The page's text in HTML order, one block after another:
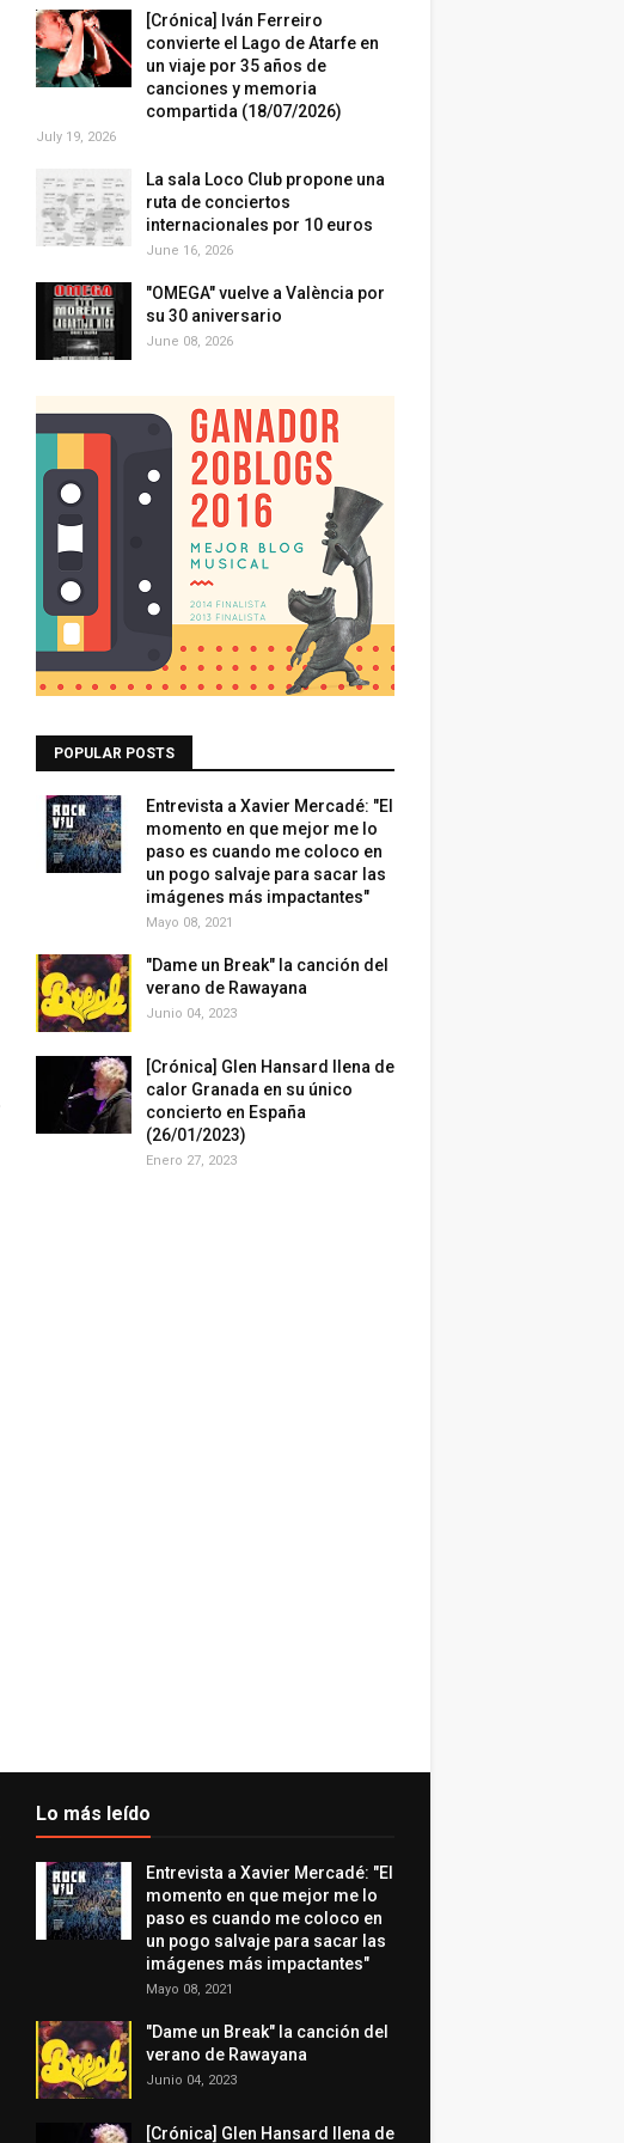
[Crónica] Iván Ferreiro
convierte el Lago de Atarfe en
un viaje por 35 años de
canciones y memoria
compartida (18/07/2026)
July 19, 2026
La sala Loco Club propone una
ruta de conciertos
internacionales por 10 euros
June 16, 2026
"OMEGA" vuelve a València por
su 30 aniversario
June 08, 2026
POPULAR POSTS
Entrevista a Xavier Mercadé: "El
momento en que mejor me lo
paso es cuando me coloco en
un pogo salvaje para sacar las
imágenes más impactantes"
Mayo 08, 2021
"Dame un Break" la canción del
verano de Rawayana
Junio 04, 2023
[Crónica] Glen Hansard llena de
calor Granada en su único
concierto en España
(26/01/2023)
Enero 27, 2023
Lo más leído
Entrevista a Xavier Mercadé: "El
momento en que mejor me lo
paso es cuando me coloco en
un pogo salvaje para sacar las
imágenes más impactantes"
Mayo 08, 2021
"Dame un Break" la canción del
verano de Rawayana
Junio 04, 2023
[Crónica] Glen Hansard llena de